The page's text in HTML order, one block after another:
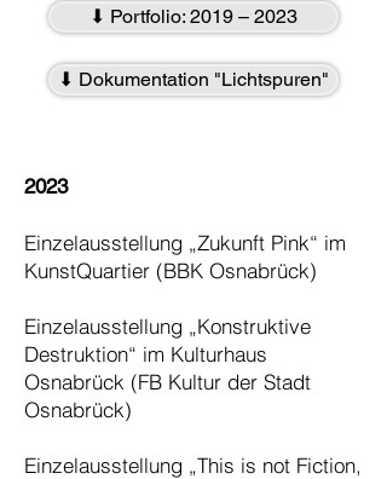
⬇ Portfolio: 2019 – 2023
⬇ Dokumentation "Lichtspuren"
2023
Einzelausstellung „Zukunft Pink“ im
KunstQuartier (BBK Osnabrück)
Einzelausstellung „Konstruktive
Destruktion“ im Kulturhaus
Osnabrück (FB Kultur der Stadt
Osnabrück)
Einzelausstellung „This is not Fiction,